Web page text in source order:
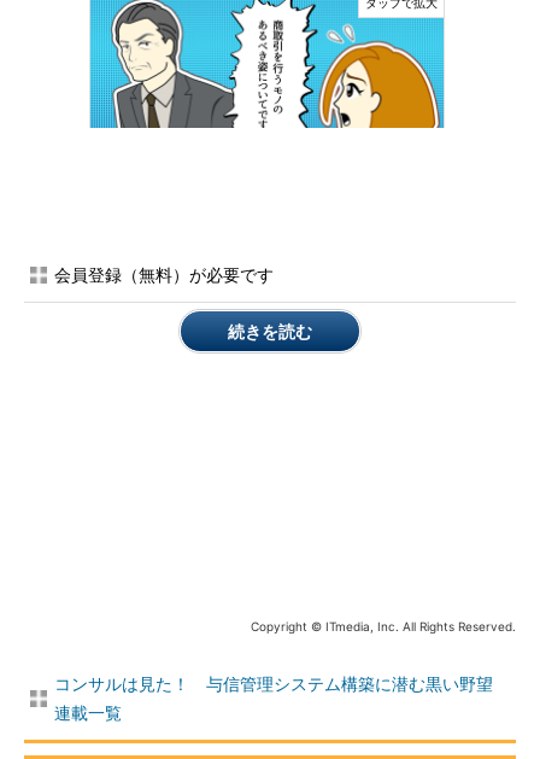
会員登録（無料）が必要です
続きを読む
Copyright © ITmedia, Inc. All Rights Reserved.
コンサルは見た！ 与信管理システム構築に潜む黒い野望
連載一覧